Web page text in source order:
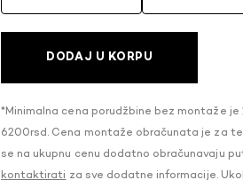
DODAJ U KORPU
*Minimalna cena porudžbine bez montaže
6200rsd. Cena montaže obračunata je za
se na ukupnu cenu dodatno obračunavaju
kontaktirati za sve dodatne informacije.